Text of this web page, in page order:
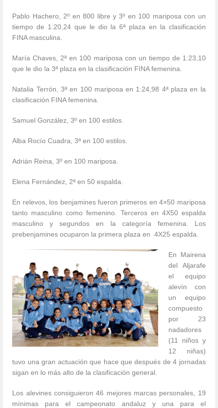
Pablo Hachero, 2º en 800 libre y 3º en 100 mariposa con un
tiempo de 1:20,24 que le dio la 6ª plaza en la clasificación
FINA masculina.
María Chaves, 2ª en 100 mariposa con un tiempo de 1:23,10
que le dio la 3ª plaza en la clasificación FINA femenina.
Natalia Terrón, 3ª en 100 mariposa en 1:24,98 4ª plaza en la
clasificación FINA femenina.
Samuel González, 3º en 100 estilos.
Alba Rocío Cuadra, 3ª en 100 estilos.
Adrián Reina, 3º en 100 mariposa.
Elena Fernández, 2ª en 50 espalda.
En relevos, los benjamines fueron primeros en 4×50 mariposa
tanto masculino como femenino. Terceros en 4X50 espalda
masculino y segundos en la categoría femenina. Los
prebenjamines ocuparon la primera plaza en 4X25 espalda.
En Mairena
del Aljarafe
el equipo
alevín con
un equipo
compuesto
por 23
nadadores
(11 niños y
12 niñas)
tuvo una gran actuación que hace que después de 4 jornadas
sigan en lo más alto de la clasificación general.
Los alevines consiguieron 46 mejores marcas personales, 19
mínimas para el campeonato andaluz y una para el